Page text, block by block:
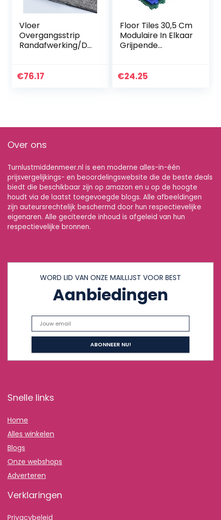
Vloer
Overgangsstrip
Randafwerking/Dr
Aluminium Strips –
€76.17
Floor Tiles 30,5 Cm
Modulaire In Elkaar
Grijpende
Basketbalveld
€24.25
Over ons
Turnlustmiddenmeer.nl is een moderne alles-in-één
prijsvergelijkings- en beoordelingswebsite die de beste deals
biedt die beschikbaar zijn op amazon en u op de hoogte
houdt via de laatst toegevoegde blogs. Alle afbeeldingen
zijn auteursrechtelijk beschermd door hun respectievelijke
eigenaren. Alle geciteerde inhoud is afgeleid van hun
respectievelijke bronnen.
WORD LID VAN ONZE MAILLIJST VOOR BEST
Aanbiedingen
Snelle links
Home
Alles winkelen
Blogs
Onze webshops
Adverteren
Verklaringen
Privacybeleid